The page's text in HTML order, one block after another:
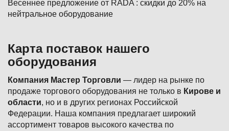
Весеннее предложение от RADA : скидки до 20% на
нейтральное оборудование
Карта поставок нашего
оборудования
Компания Мастер Торговли — лидер на рынке по
продаже торгового оборудования не только в Кирове и
области, но и в других регионах Российской
Федерации. Наша компания предлагает широкий
ассортимент товаров высокого качества по